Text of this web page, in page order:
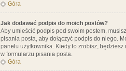
Góra
Jak dodawać podpis do moich postów?
Aby umieścić podpis pod swoim postem,
pisania posta, aby dołączyć podpis do niego.
panelu użytkownika. Kiedy to zrobisz,
w formularzu pisania posta.
Góra